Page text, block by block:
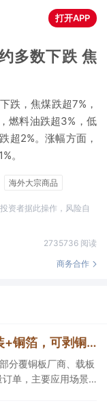
打开APP
多数下跌 焦
跌，焦煤跌超7%，
燃料油跌超3%，低
超2%。涨幅方面，
。
海外大宗商品
资者据此操作，风险自
2735736 阅读
商务合作
【机构龙虎榜解读】PCB+先进封装+铜箔，可剥铜产品通过了部分覆铜板厂商、载板厂商及相关芯片终端的认证，持续获得小批量订单，主要应用场景包括芯片封装光模块用PCB，机构大额净买入这家公司
分覆铜板厂商、载板
单，主要应用场景